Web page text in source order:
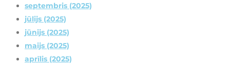
septembris (2025)
jūlijs (2025)
jūnijs (2025)
maijs (2025)
aprīlis (2025)